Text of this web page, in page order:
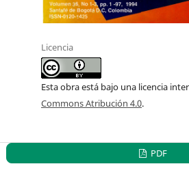
Licencia
Esta obra está bajo una licencia
Commons Atribución 4.0.
PDF